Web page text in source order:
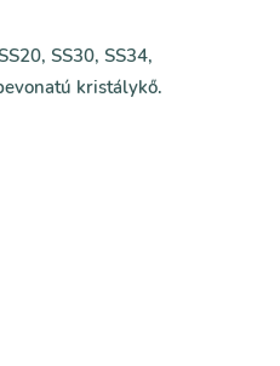
SS30, SS34,
kristálykő.